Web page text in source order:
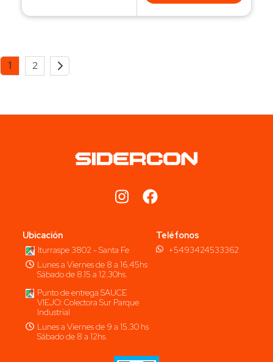
1 2
Ubicación
Iturraspe 3802 - Santa Fe
Lunes a Viernes de 8 a 16.45hs
Sábado de 8.15 a 12.30hs.
Punto de entrega SAUCE
VIEJO: Colectora Sur Parque
Industrial
Lunes a Viernes de 9 a 15.30 hs
Sábado de 8 a 12hs.
Teléfonos
+5493424533362